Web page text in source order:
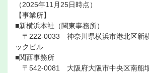
（2025年11月25日時点）
【事業所】
■新横浜本社（関東事務所）
〒222-0033 神奈川県横浜市港北区新
ックビル
■関西事務所
〒542-0081 大阪府大阪市中央区南船